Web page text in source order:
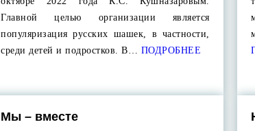
Главной целью организации является
популяризация русских шашек, в частности,
среди детей и подростков. В… ПОДРОБНЕЕ
Мы – вместе